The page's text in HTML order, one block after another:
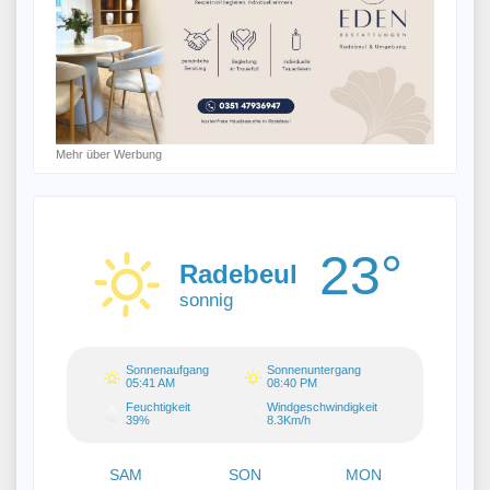
Mehr über Werbung
Radebeul
sonnig 23°
Sonnenaufgang
05:41 AM
Sonnenuntergang
08:40 PM
Feuchtigkeit
39%
Windgeschwindigkeit
8.3Km/h
SAM SON MON